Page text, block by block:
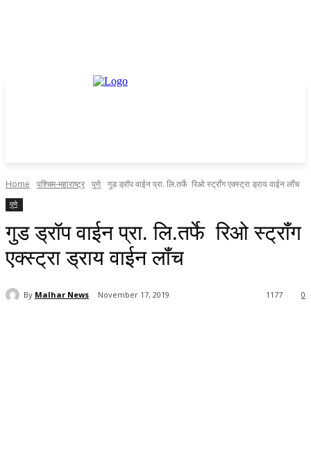
Home पश्चिम-महाराष्ट्र पुणे गुड ड्रॉप वाईन प्रा. लि.तर्फे रिओ स्ट्रॉंग एक्स्ट्रा ड्राय वाईन लॉंच
पुणे
गुड ड्रॉप वाईन प्रा. लि.तर्फे रिओ स्ट्रॉंग
एक्स्ट्रा ड्राय वाईन लॉंच
By Malhar News November 17, 2019 0
1177